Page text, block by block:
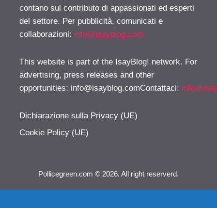
contano sul contributo di appassionati ed esperti
del settore. Per pubblicità, comunicati e
collaborazioni: info@isayblog.com
This website is part of the IsayBlog! network. For
advertising, press releases and other
opportunities: info@isayblog.comContattaci:
Dichiarazione sulla Privacy (UE)
Cookie Policy (UE)
Pollicegreen.com © 2026. All right reserverd.